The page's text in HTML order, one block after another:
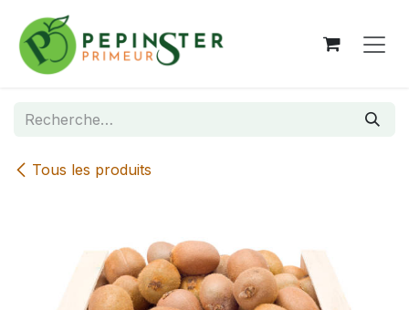
Se rendre au contenu
Tous les produits